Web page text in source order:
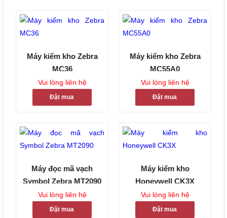
Máy kiểm kho Zebra
MC36
Vui lòng liên hệ
Đặt mua
Máy kiểm kho Zebra
MC55A0
Vui lòng liên hệ
Đặt mua
Máy đọc mã vạch
Symbol Zebra MT2090
Vui lòng liên hệ
Đặt mua
Máy kiểm kho
Honeywell CK3X
Vui lòng liên hệ
Đặt mua